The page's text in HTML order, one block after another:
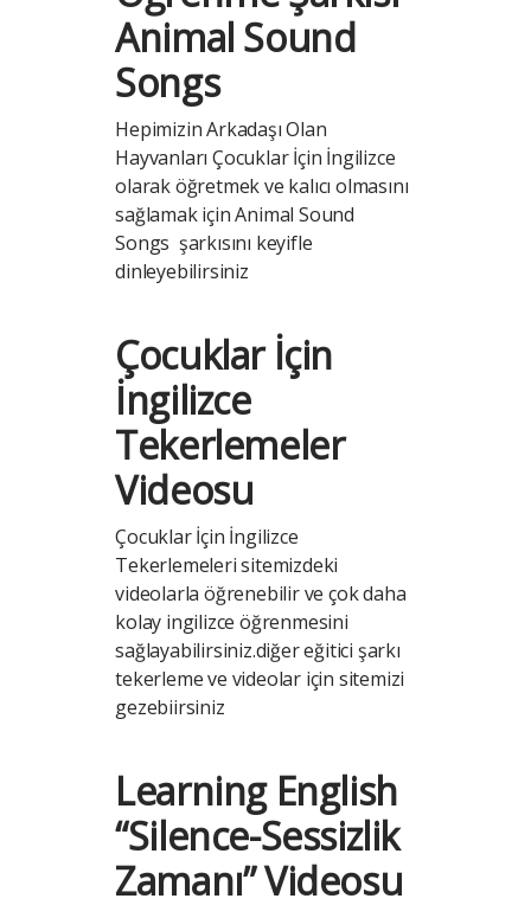
Animal Sound
Songs
Hepimizin Arkadaşı Olan
Hayvanları Çocuklar İçin İngilizce
olarak öğretmek ve kalıcı olmasını
sağlamak için Animal Sound
Songs şarkısını keyifle
dinleyebilirsiniz
Çocuklar İçin
İngilizce
Tekerlemeler
Videosu
Çocuklar İçin İngilizce
Tekerlemeleri sitemizdeki
videolarla öğrenebilir ve çok daha
kolay ingilizce öğrenmesini
sağlayabilirsiniz.diğer eğitici şarkı
tekerleme ve videolar için sitemizi
gezebiirsiniz
Learning English
“Silence-Sessizlik
Zamanı” Videosu